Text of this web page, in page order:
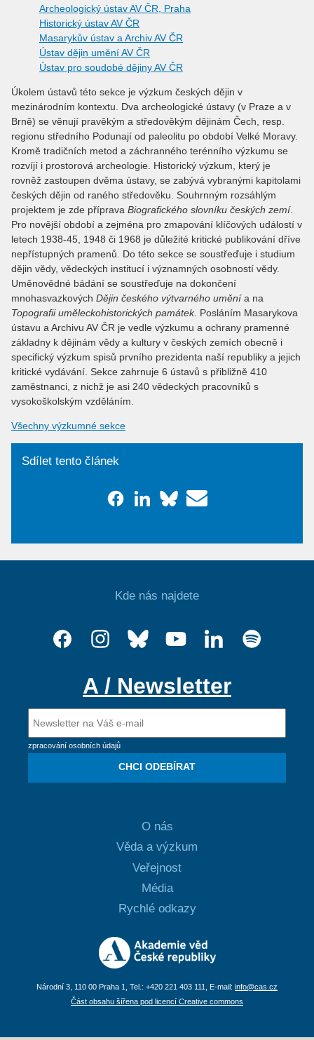
Archeologický ústav AV ČR, Praha
Historický ústav AV ČR
Masarykův ústav a Archiv AV ČR
Ústav dějin umění AV ČR
Ústav pro soudobé dějiny AV ČR
Úkolem ústavů této sekce je výzkum českých dějin v
mezinárodním kontextu. Dva archeologické ústavy (v Praze a v
Brně) se věnují pravěkým a středověkým dějinám Čech, resp.
regionu středního Podunají od paleolitu po období Velké Moravy.
Kromě tradičních metod a záchranného terénního výzkumu se
rozvíjí i prostorová archeologie. Historický výzkum, který je
rovněž zastoupen dvěma ústavy, se zabývá vybranými kapitolami
českých dějin od raného středověku. Souhrnným rozsáhlým
projektem je zde příprava Biografického slovníku českých zemí.
Pro novější období a zejména pro zmapování klíčových událostí v
letech 1938-45, 1948 či 1968 je důležité kritické publikování dříve
nepřístupných pramenů. Do této sekce se soustřeďuje i studium
dějin vědy, vědeckých institucí i významných osobností vědy.
Uměnovědné bádání se soustřeďuje na dokončení
mnohasvazkových Dějin českého výtvarného uměnía na
Topografii uměleckohistorických památek. Posláním Masarykova
ústavu a Archivu AV ČR je vedle výzkumu a ochrany pramenné
základny k dějinám vědy a kultury v českých zemích obecně i
specifický výzkum spisů prvního prezidenta naší republiky a jejich
kritické vydávání. Sekce zahrnuje 6 ústavů s přibližně 410
zaměstnanci, z nichž je asi 240 vědeckých pracovníků s
vysokoškolským vzděláním.
Všechny výzkumné sekce
Sdílet tento článek
Kde nás najdete
A / Newsletter
zpracování osobních údajů
CHCI ODEBÍRAT
O nás
Věda a výzkum
Veřejnost
Média
Rychlé odkazy
Národní 3, 110 00 Praha 1, Tel.: +420 221 403 111, E-mail: info@cas.cz
Část obsahu šířena pod licencí Creative commons